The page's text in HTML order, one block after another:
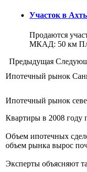
Участок в
Продаются
МКАД: 50 км
Предыдущая
Ипотечный рынок
Ипотечный рынок
Квартиры в 2008 году
Объем ипотечных
объем рынка вырос
Эксперты объясняют